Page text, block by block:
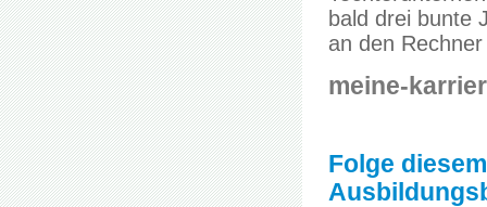
bald drei bunte
an den
meine-
Folge